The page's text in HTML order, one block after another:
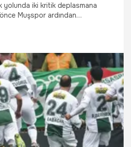
yolunda iki kritik deplasmana
Muşspor ardından